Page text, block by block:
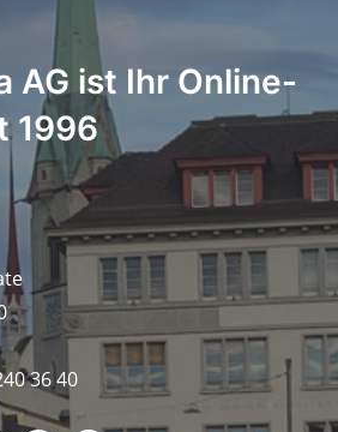
AG ist Ihr Online-
1996
36 40